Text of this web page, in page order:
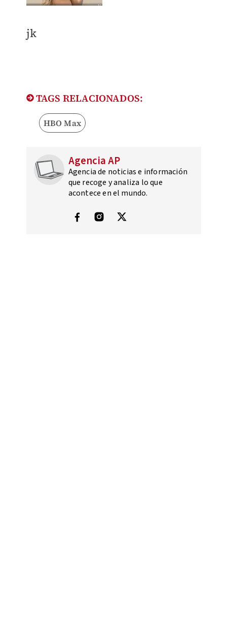
jk
TAGS RELACIONADOS:
HBO Max
Agencia AP
Agencia de noticias e información
que recoge y analiza lo que
acontece en el mundo.